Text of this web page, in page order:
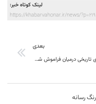
لینک کوتاه خبر:
https://khabarvahonar.ir/news/
بعدی
روستای تاریخی درمیان فراموش شده بزرگ شهرستان
رسانه